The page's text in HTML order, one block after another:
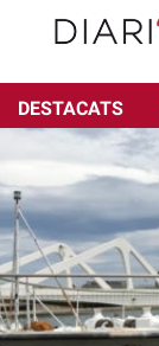
DESTACATS